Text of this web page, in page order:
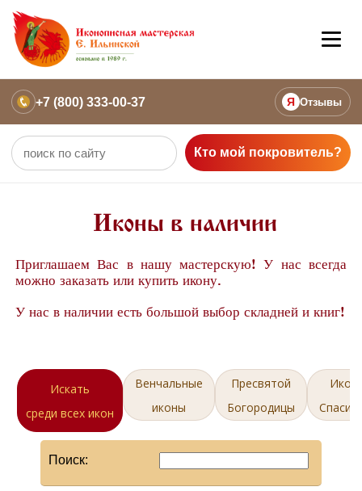
+7 (800) 333-00-37 Я Отзывы
Кто мой покровитель?
Иконы в наличии
Приглашаем Вас в нашу мастерскую! У нас всегда
можно заказать или купить икону.
У нас в наличии есть большой выбор складней и книг!
Искать
среди всех икон
Венчальные
иконы
Пресвятой
Богородицы
Поиск: